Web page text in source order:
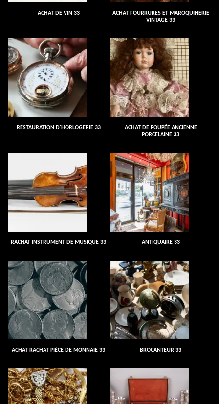
ACHAT DE VIN 33
ACHAT FOURRURES ET MAROQUINERIE
VINTAGE 33
RESTAURATION D'HORLOGERIE 33
ACHAT DE POUPÉE ANCIENNE
PORCELAINE 33
RACHAT INSTRUMENT DE MUSIQUE 33 ANTIQUAIRE 33
ACHAT RACHAT PIÈCE DE MONNAIE 33 BROCANTEUR 33